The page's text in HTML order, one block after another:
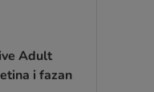
Adult
i fazan